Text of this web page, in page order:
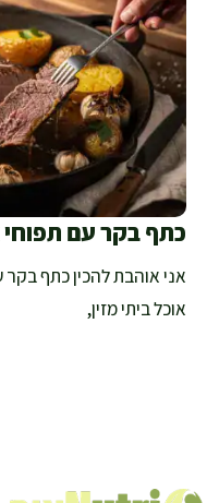
כתף בקר עם
אני אוהבת להכין כתף
אוכל ביתי מזין,